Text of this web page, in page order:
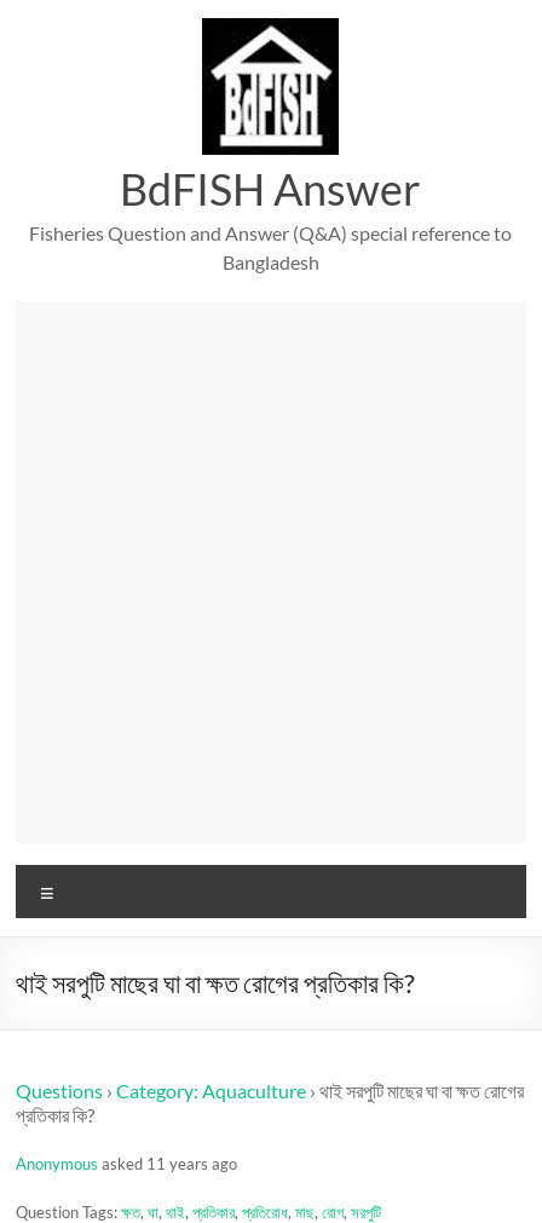
BdFISH Answer
Fisheries Question and Answer (Q&A) special reference to
Bangladesh
থাই সরপুটি মাছের ঘা বা ক্ষত রোগের প্রতিকার কি?
Questions ›Category: Aquaculture ›থাই সরপুটি মাছের ঘা বা ক্ষত রোগের
প্রতিকার কি?
Anonymous asked 11 years ago
Question Tags:ক্ষত,ঘা,থাই,প্রতিকার,প্রতিরোধ,মাছ,রোগ,সরপুটি